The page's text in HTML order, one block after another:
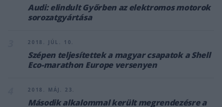
Audi: elindult Győrben az elektromos motorok
sorozatgyártása
2018. JÚL. 10.
Szépen teljesítettek a magyar csapatok a Shell
Eco-marathon Europe versenyen
2018. MÁJ. 23.
Második alkalommal került megrendezésre a